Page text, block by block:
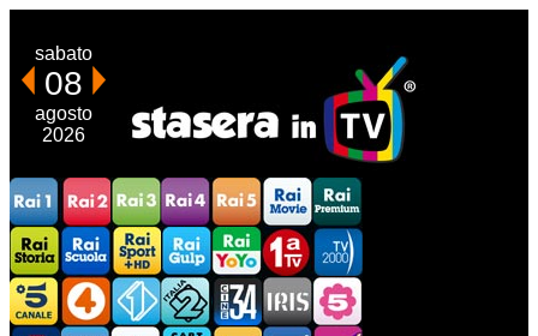
sabato
08
agosto
2026